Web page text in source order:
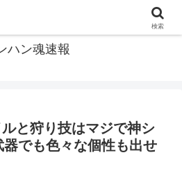
ハン魂速報
ルと狩り技はマジで神シ
でも色々な個性も出せ
検索